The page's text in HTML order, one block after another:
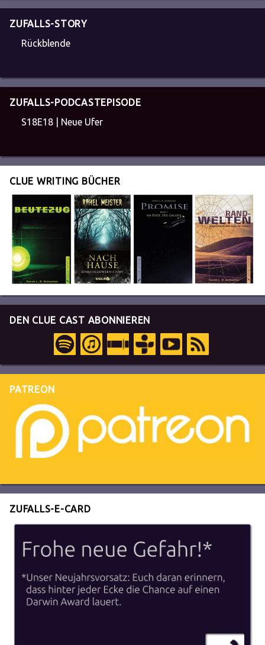
ZUFALLS-STORY
Rückblende
ZUFALLS-PODCASTEPISODE
S18E18 | Neue Ufer
CLUE WRITING BÜCHER
DEN CLUE CAST ABONNIEREN
PATREON
ZUFALLS-E-CARD